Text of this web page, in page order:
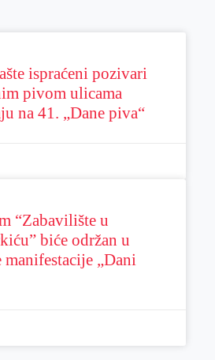
ispraćeni pozivari
pivom ulicama
na 41. „Dane piva“
“Zabavilište u
biće održan u
„Dani